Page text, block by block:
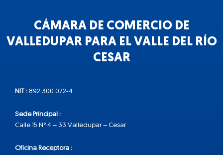
CÁMARA DE COMERCIO DE
VALLEDUPAR PARA EL VALLE DEL RÍO
CESAR
NIT : 892.300.072-4
Sede Principal :
Calle 15 N° 4 – 33 Valledupar – Cesar
Oficina Receptora :